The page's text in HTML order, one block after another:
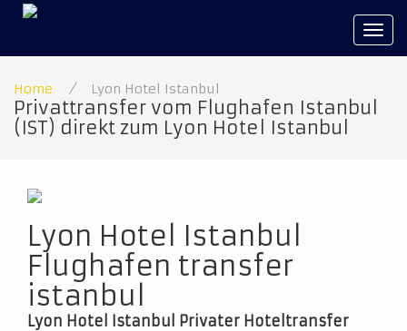
Home / Lyon Hotel Istanbul
Privattransfer vom Flughafen Istanbul
(IST) direkt zum Lyon Hotel Istanbul
Lyon Hotel Istanbul
Flughafen transfer
istanbul
Lyon Hotel Istanbul Privater Hoteltransfer